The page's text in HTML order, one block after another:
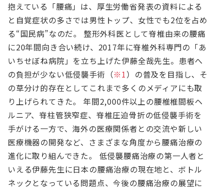
抱えている「腰痛」は、厚生労働省発表の資料による
と自覚症状の多さでは男性トップ、女性でも2位を占め
る“国民病”なのだ。 整形外科医として脊椎由来の腰痛
に20年間向き合い続け、2017年に脊椎外科専門の「あ
いちせぼね病院」を立ち上げた伊藤全哉先生。患者へ
の負担が少ない低侵襲手術（※1）の普及を目指し、そ
の草分け的存在としてこれまで多くのメディアにも取
り上げられてきた。 年間2,000件以上の腰椎椎間板ヘ
ルニア、脊柱管狭窄症、脊椎圧迫骨折の低侵襲手術を
手がける一方で、海外の医療関係者との交流や新しい
医療機器の開発など、さまざまな角度から腰痛治療の
進化に取り組んできた。 低侵襲腰痛治療の第一人者と
いえる伊藤先生に日本の腰痛治療の現在地と、ボトル
ネックとなっている問題点、今後の腰痛治療の展望に